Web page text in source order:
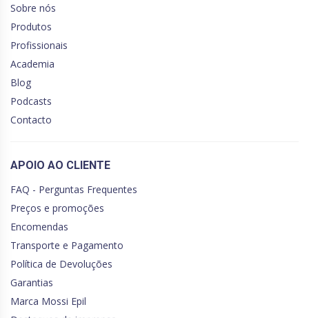
Sobre nós
Produtos
Profissionais
Academia
Blog
Podcasts
Contacto
APOIO AO CLIENTE
FAQ - Perguntas Frequentes
Preços e promoções
Encomendas
Transporte e Pagamento
Política de Devoluções
Garantias
Marca Mossi Epil